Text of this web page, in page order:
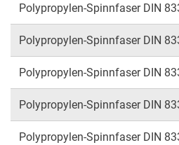
Polypropylen-Spinnfaser DIN
Polypropylen-Spinnfaser DIN
Polypropylen-Spinnfaser DIN
Polypropylen-Spinnfaser DIN
Polypropylen-Spinnfaser DIN